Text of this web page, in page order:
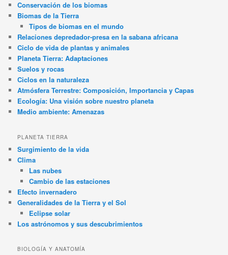
Conservación de los biomas
Biomas de la Tierra
Tipos de biomas en el mundo
Relaciones depredador-presa en la sabana africana
Ciclo de vida de plantas y animales
Planeta Tierra: Adaptaciones
Suelos y rocas
Ciclos en la naturaleza
Atmósfera Terrestre: Composición, Importancia y Capas
Ecología: Una visión sobre nuestro planeta
Medio ambiente: Amenazas
PLANETA TIERRA
Surgimiento de la vida
Clima
Las nubes
Cambio de las estaciones
Efecto invernadero
Generalidades de la Tierra y el Sol
Eclipse solar
Los astrónomos y sus descubrimientos
BIOLOGÍA Y ANATOMÍA